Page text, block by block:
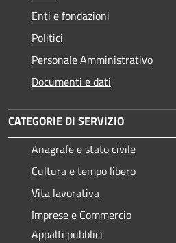
Enti e fondazioni
Politici
Personale Amministrativo
Documenti e dati
CATEGORIE DI SERVIZIO
Anagrafe e stato civile
Cultura e tempo libero
Vita lavorativa
Imprese e Commercio
Appalti pubblici